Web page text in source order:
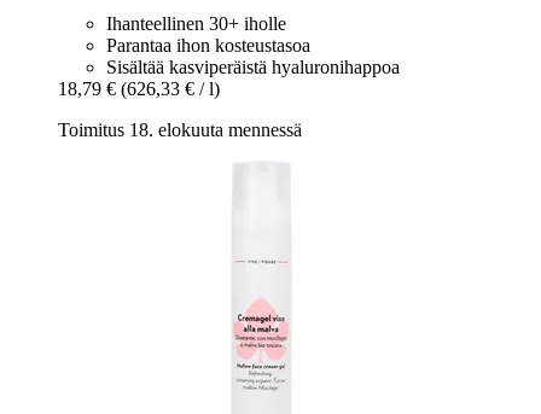
Ihanteellinen 30+ iholle
Parantaa ihon kosteustasoa
Sisältää kasviperäistä hyaluronihappoa
18,79 € (626,33 € / l)
Toimitus 18. elokuuta mennessä